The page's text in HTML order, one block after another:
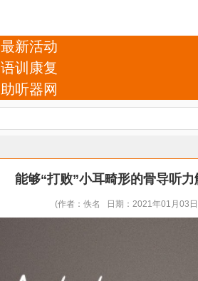
最新活动
语训康复
助听器网
能够“打败”小耳畸形的骨导听
(作者：佚名 日期：2021年01月03日